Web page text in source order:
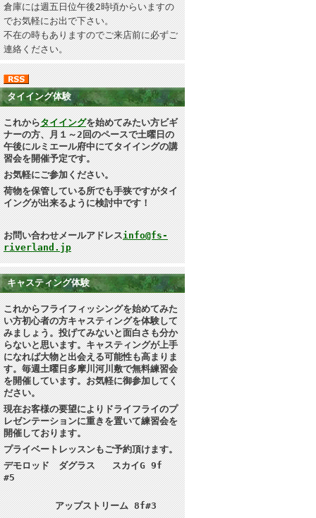
倉庫には週五日位午後2時頃からいますの
でお気軽にお出で下さい。
不在の時もありますのでご来店前に必ずご
連絡ください。
タイイング体験
これからタイイングを始めてみたい方ビギ
ナーの方、月１～2回のペースで土曜日の
午後にルミエール府中にてタイイングの講
習会を開催予定です。
お気軽にご参加ください。
荷物を保管している所でも手狭ですがタイ
イングが出来るように検討中です！
お問い合わせメールアドレスinfo@fs-
riverland.jp
キャスティング体験
これからフライフィッシングを始めてみた
い方初心者の方キャスティングを体験して
みましょう。投げてみないと面白さも分か
らないと思います。キャスティングが上手
になれば大物と出会える可能性も高まりま
す。毎週土曜日多摩川河川敷で無料練習会
を開催しています。お気軽に御参加してく
ださい。
現在お客様の要望によりドライフライのプ
レゼンテーションに重きを置いて練習会を
開催しております。
プライベートレッスンもご予約頂けます。
デモロッド ダグラス スカイG 9f
#5
アップストリーム 8f#3